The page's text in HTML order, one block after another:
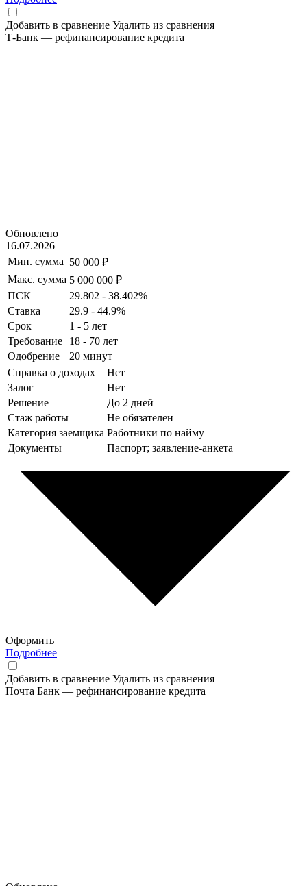
Добавить в сравнение Удалить из сравнения
Т-Банк — рефинансирование кредита
Обновлено
16.07.2026
Мин. сумма 50 000 ₽
Макс. сумма 5 000 000 ₽
ПСК
29.802 - 38.402%
Ставка
29.9 - 44.9%
Срок
1 - 5 лет
Требование
18 - 70 лет
Одобрение
20 минут
Справка о доходах
Нет
Залог
Нет
Решение
До 2 дней
Стаж работы
Не обязателен
Категория заемщика Работники по найму
Документы
Паспорт; заявление-анкета
Оформить
Подробнее
Добавить в сравнение Удалить из сравнения
Почта Банк — рефинансирование кредита